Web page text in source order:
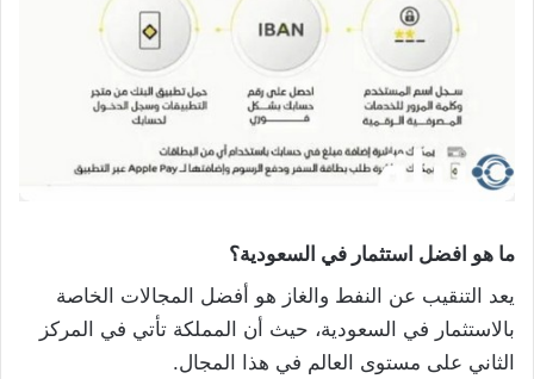
ما هو افضل استثمار في السعودية؟
يعد التنقيب عن النفط والغاز هو أفضل المجالات الخاصة
بالاستثمار في السعودية، حيث أن المملكة تأتي في المركز
الثاني على مستوى العالم في هذا المجال.